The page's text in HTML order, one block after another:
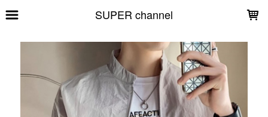
SUPER channel